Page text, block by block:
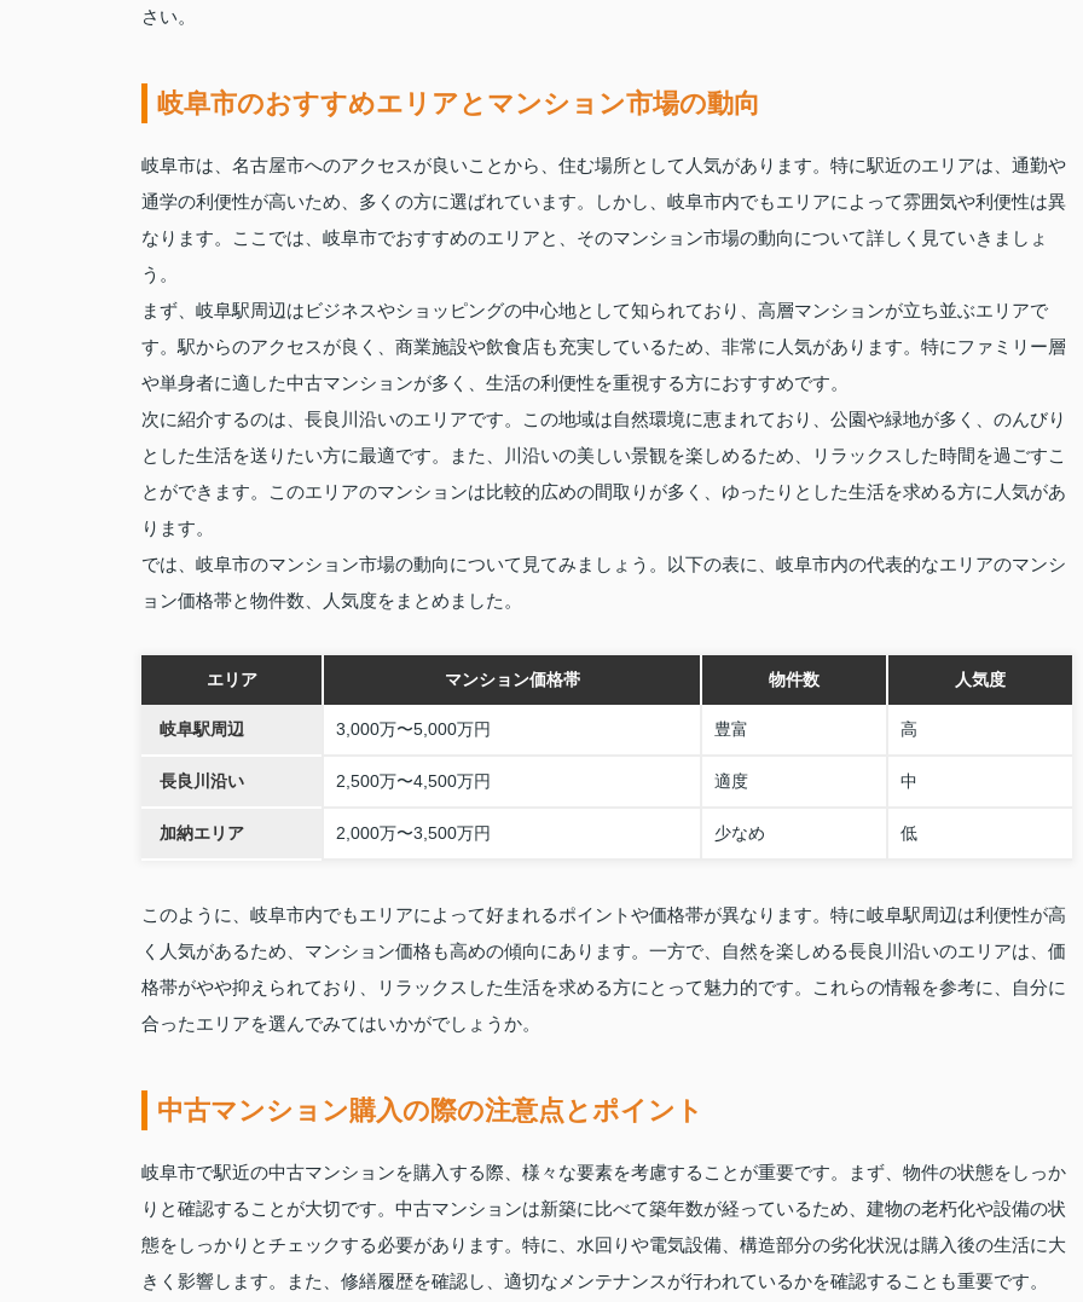
さい。
岐阜市のおすすめエリアとマンション市場の動向
岐阜市は、名古屋市へのアクセスが良いことから、住む場所として人気があります。特に駅近のエリアは、通勤や
通学の利便性が高いため、多くの方に選ばれています。しかし、岐阜市内でもエリアによって雰囲気や利便性は異
なります。ここでは、岐阜市でおすすめのエリアと、そのマンション市場の動向について詳しく見ていきましょ
う。
まず、岐阜駅周辺はビジネスやショッピングの中心地として知られており、高層マンションが立ち並ぶエリアで
す。駅からのアクセスが良く、商業施設や飲食店も充実しているため、非常に人気があります。特にファミリー層
や単身者に適した中古マンションが多く、生活の利便性を重視する方におすすめです。
次に紹介するのは、長良川沿いのエリアです。この地域は自然環境に恵まれており、公園や緑地が多く、のんびり
とした生活を送りたい方に最適です。また、川沿いの美しい景観を楽しめるため、リラックスした時間を過ごすこ
とができます。このエリアのマンションは比較的広めの間取りが多く、ゆったりとした生活を求める方に人気があ
ります。
では、岐阜市のマンション市場の動向について見てみましょう。以下の表に、岐阜市内の代表的なエリアのマンシ
ョン価格帯と物件数、人気度をまとめました。
エリア マンション価格帯 物件数 人気度
岐阜駅周辺 3,000万〜5,000万円 豊富 高
長良川沿い 2,500万〜4,500万円 適度 中
加納エリア 2,000万〜3,500万円 少なめ 低
このように、岐阜市内でもエリアによって好まれるポイントや価格帯が異なります。特に岐阜駅周辺は利便性が高
く人気があるため、マンション価格も高めの傾向にあります。一方で、自然を楽しめる長良川沿いのエリアは、価
格帯がやや抑えられており、リラックスした生活を求める方にとって魅力的です。これらの情報を参考に、自分に
合ったエリアを選んでみてはいかがでしょうか。
中古マンション購入の際の注意点とポイント
岐阜市で駅近の中古マンションを購入する際、様々な要素を考慮することが重要です。まず、物件の状態をしっか
りと確認することが大切です。中古マンションは新築に比べて築年数が経っているため、建物の老朽化や設備の状
態をしっかりとチェックする必要があります。特に、水回りや電気設備、構造部分の劣化状況は購入後の生活に大
きく影響します。また、修繕履歴を確認し、適切なメンテナンスが行われているかを確認することも重要です。